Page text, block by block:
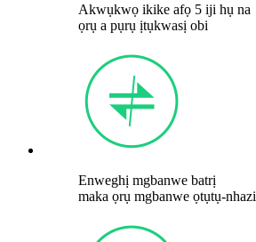
Akwụkwọ ikike afọ 5 iji hụ na
ọrụ a pụrụ ịtụkwasị obi
Enweghị mgbanwe batrị
maka ọrụ mgbanwe ọtụtụ-nhazi